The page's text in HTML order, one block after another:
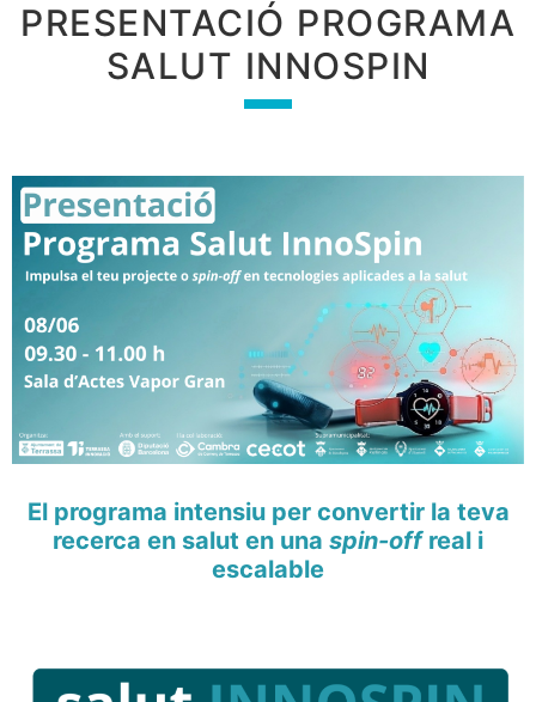
PRESENTACIÓ PROGRAMA
SALUT INNOSPIN
El programa intensiu per convertir la teva
recerca en salut en una spin-offreal i
escalable